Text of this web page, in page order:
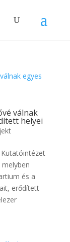
válnak
helyei
és a
erődített